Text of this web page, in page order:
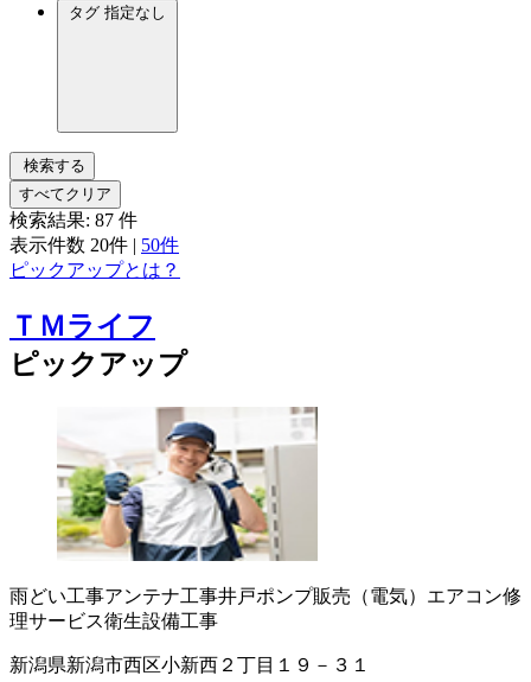
タグ 指定なし
検索する
すべてクリア
検索結果: 87 件
表示件数 20件 | 50件
ピックアップとは？
ＴＭライフ
ピックアップ
雨どい工事アンテナ工事井戸ポンプ販売（電気） エアコン修
理サービス衛生設備工事
新潟県新潟市西区小新西２丁目１９－３１